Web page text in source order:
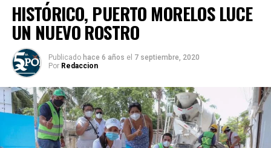
HISTÓRICO, PUERTO MORELOS LUCE
UN NUEVO ROSTRO
Publicado hace 6 años el 7 septiembre, 2020
Por Redaccion